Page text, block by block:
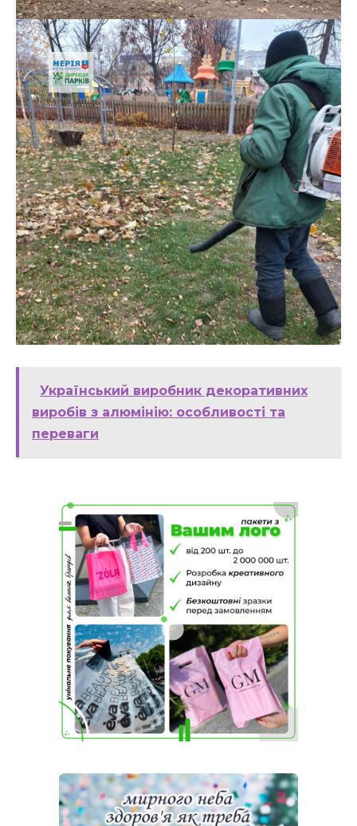
Український виробник декоративних
виробів з алюмінію: особливості та
переваги